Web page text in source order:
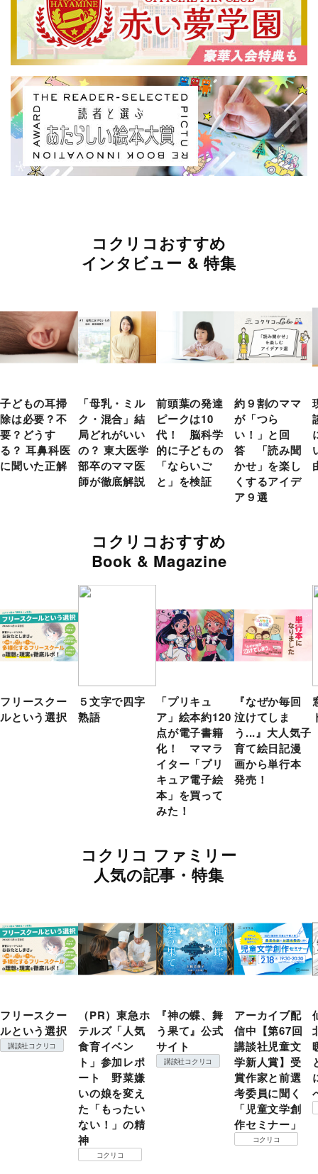
コクリコおすすめ
インタビュー & 特集
子どもの耳掃
除は必要？不
要？どうす
る？ 耳鼻科医
に聞いた正解
「母乳・ミル
ク・混合」結
局どれがいい
の？ 東大医学
部卒のママ医
師が徹底解説
前頭葉の発達
ピークは10
代！ 脳科学
的に子どもの
「ならいご
と」を検証
約９割のママ
が「つら
い！」と回
答 「読み聞
かせ」を楽し
くするアイデ
ア９選
コクリコおすすめ
Book & Magazine
フリースクー
ルという選択
５文字で四字
熟語
「プリキュ
ア」絵本約120
点が電子書籍
化！ ママラ
イター「プリ
キュア電子絵
本」を買って
みた！
『なぜか毎回
泣けてしま
う...』大人気子
育て絵日記漫
画から単行本
発売！
コクリコ ファミリー
人気の記事・特集
フリースクー
ルという選択
講談社コクリコ
（PR）東急ホ
テルズ「人気
食育イベン
ト」参加レポ
ート 野菜嫌
いの娘を変え
た「もったい
ない！」の精
神
コクリコ
『神の蝶、舞
う果て』公式
サイト
講談社コクリコ
アーカイブ配
信中【第67回
講談社児童文
学新人賞】受
賞作家と前選
考委員に聞く
「児童文学創
作セミナー」
コクリコ